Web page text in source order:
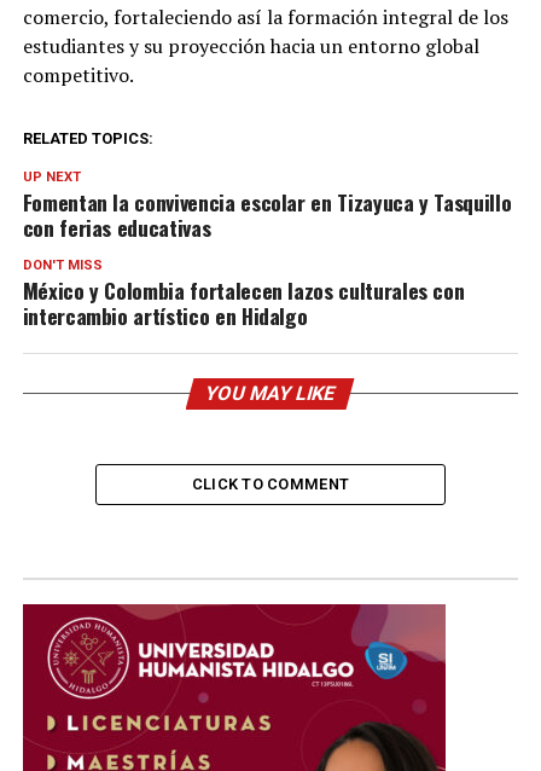
comercio, fortaleciendo así la formación integral de los
estudiantes y su proyección hacia un entorno global
competitivo.
RELATED TOPICS:
UP NEXT
Fomentan la convivencia escolar en Tizayuca y Tasquillo
con ferias educativas
DON'T MISS
México y Colombia fortalecen lazos culturales con
intercambio artístico en Hidalgo
YOU MAY LIKE
CLICK TO COMMENT